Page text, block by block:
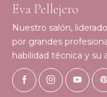
Eva Pellejero
Nuestro salón,
por grandes
habilidad técnica y su